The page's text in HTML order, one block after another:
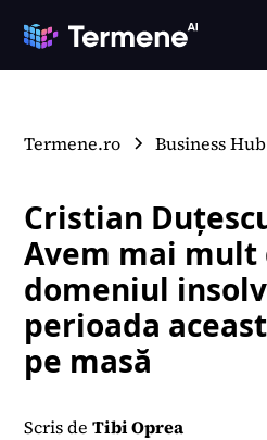
Termene.ro Business Hub
Cristian
Avem mai mult
domeniul
perioada
pe masă
Scris de Tibi Oprea